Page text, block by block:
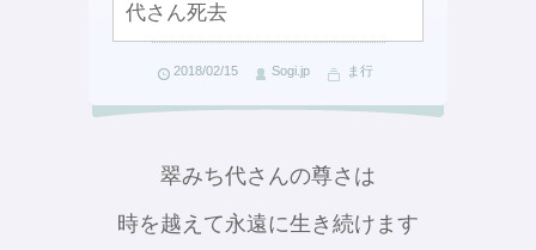
代さん死去
2018/02/15 Sogi.jp ま行
翠みち代さんの尊さは
時を越えて永遠に生き続けます